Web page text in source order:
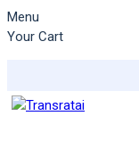
Menu
Your Cart